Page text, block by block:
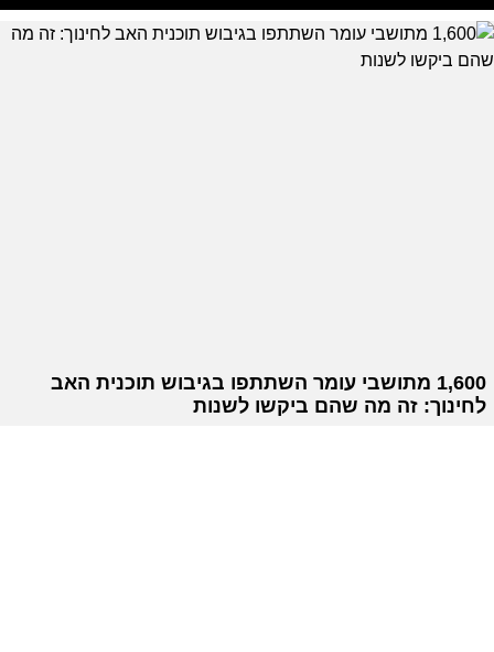
1,600 מתושבי עומר השתתפו בגיבוש תוכנית האב
לחינוך: זה מה שהם ביקשו לשנות